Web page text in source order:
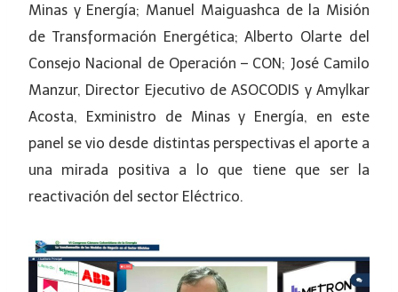
Minas y Energía; Manuel Maiguashca de la Misión
de Transformación Energética; Alberto Olarte del
Consejo Nacional de Operación – CON; José Camilo
Manzur, Director Ejecutivo de ASOCODIS y Amylkar
Acosta, Exministro de Minas y Energía, en este
panel se vio desde distintas perspectivas el aporte a
una mirada positiva a lo que tiene que ser la
reactivación del sector Eléctrico.